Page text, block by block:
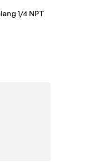
1/4 NPT